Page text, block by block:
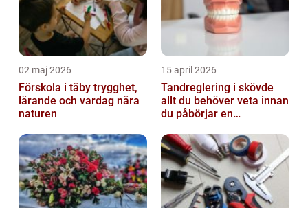
02 maj 2026
Förskola i täby trygghet,
lärande och vardag nära
naturen
15 april 2026
Tandreglering i skövde
allt du behöver veta innan
du påbörjar en